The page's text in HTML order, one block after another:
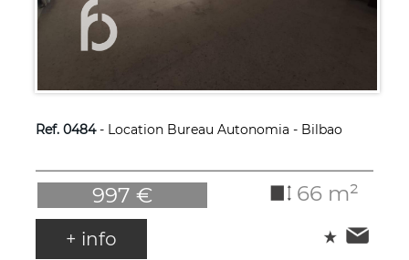
Ref. 0484- Location Bureau Autonomia - Bilbao
997 € 66 m²
+ info